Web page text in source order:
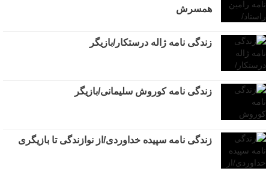
همسرش
زندگی نامه ژاله درستکار/بازیگر
زندگی نامه کوروش سلیمانی/بازیگر
زندگی نامه سپیده خداوردی/از نوازندگی تا بازیگری